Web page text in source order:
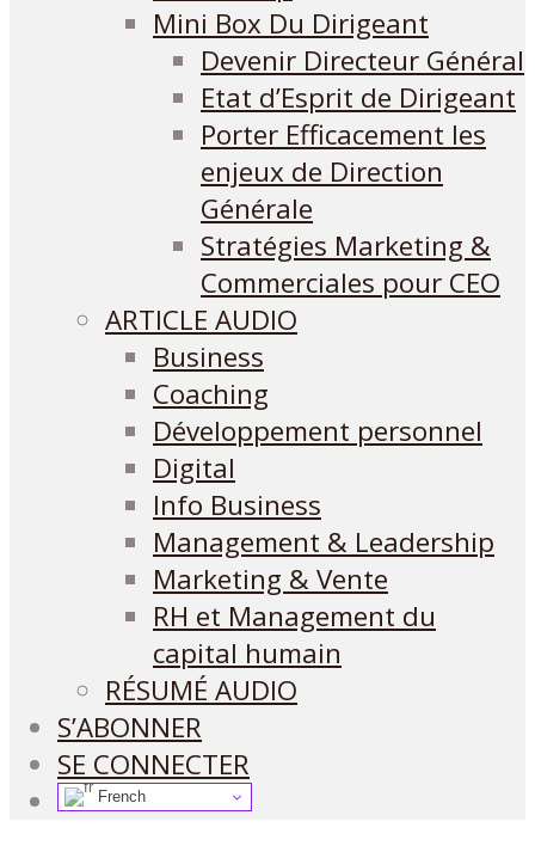
Mini Box Du Dirigeant
Devenir Directeur Général
Etat d’Esprit de Dirigeant
Porter Efficacement les
enjeux de Direction
Générale
Stratégies Marketing &
Commerciales pour CEO
ARTICLE AUDIO
Business
Coaching
Développement personnel
Digital
Info Business
Management & Leadership
Marketing & Vente
RH et Management du
capital humain
RÉSUMÉ AUDIO
S’ABONNER
SE CONNECTER
French